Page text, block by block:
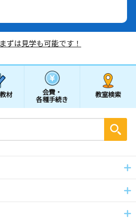
ずは見学も可能です！
材 会費・
各種手続き
教室検索